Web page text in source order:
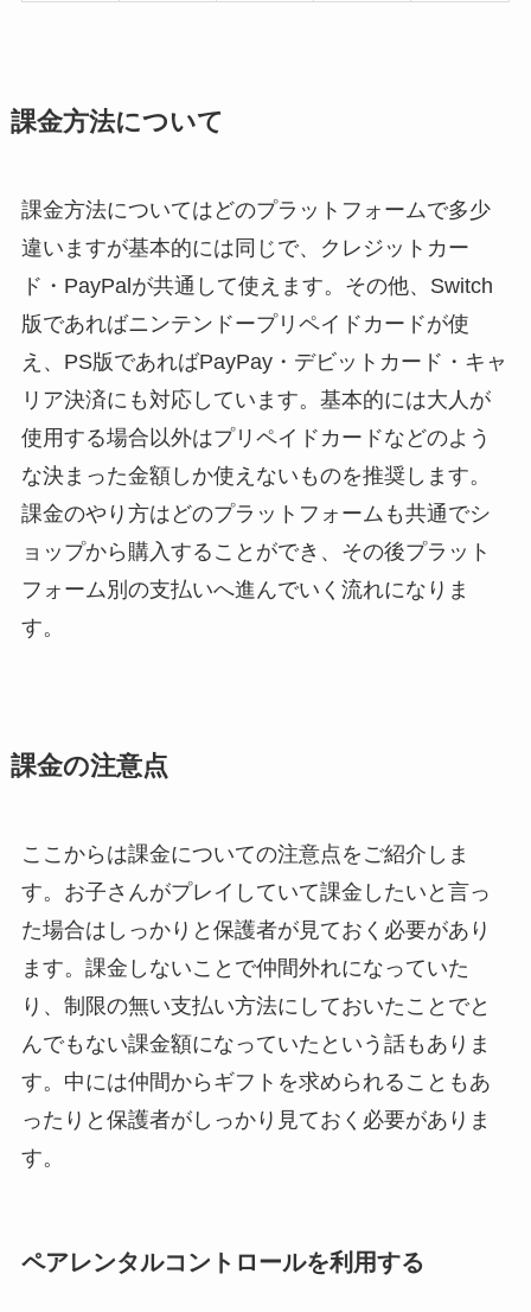
課金方法について
課金方法についてはどのプラットフォームで多少
違いますが基本的には同じで、クレジットカー
ド・PayPalが共通して使えます。その他、Switch
版であればニンテンドープリペイドカードが使
え、PS版であればPayPay・デビットカード・キャ
リア決済にも対応しています。基本的には大人が
使用する場合以外はプリペイドカードなどのよう
な決まった金額しか使えないものを推奨します。
課金のやり方はどのプラットフォームも共通でシ
ョップから購入することができ、その後プラット
フォーム別の支払いへ進んでいく流れになりま
す。
課金の注意点
ここからは課金についての注意点をご紹介しま
す。お子さんがプレイしていて課金したいと言っ
た場合はしっかりと保護者が見ておく必要があり
ます。課金しないことで仲間外れになっていた
り、制限の無い支払い方法にしておいたことでと
んでもない課金額になっていたという話もありま
す。中には仲間からギフトを求められることもあ
ったりと保護者がしっかり見ておく必要がありま
す。
ペアレンタルコントロールを利用する